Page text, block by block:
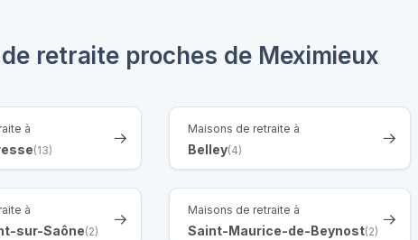
retraite proches de Meximieux
à
(13)
Maisons de retraite à
Belley(4)
à
sur-Saône(2)
Maisons de retraite à
Saint-Maurice-de-Beynost(2)